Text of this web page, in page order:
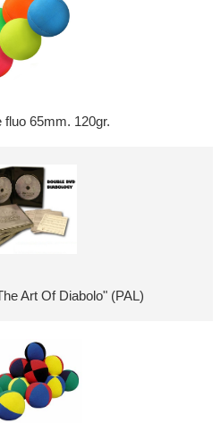
fluo 65mm. 120gr.
Art Of Diabolo" (PAL)